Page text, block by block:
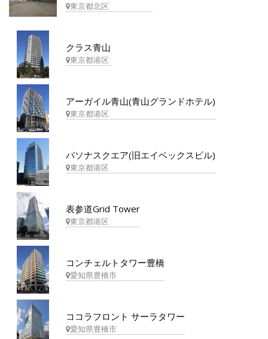
東京都北区
クラス青山
東京都港区
アーガイル青山(青山グランドホテル)
東京都港区
パソナスクエア(旧エイベックスビル)
東京都港区
表参道Grid Tower
東京都港区
コンチェルトタワー豊橋
愛知県豊橋市
ココラフロント サーラタワー
愛知県豊橋市